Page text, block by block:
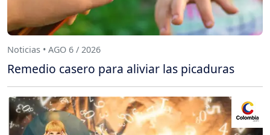
Noticias • AGO 6 / 2026
Remedio casero para aliviar las picaduras